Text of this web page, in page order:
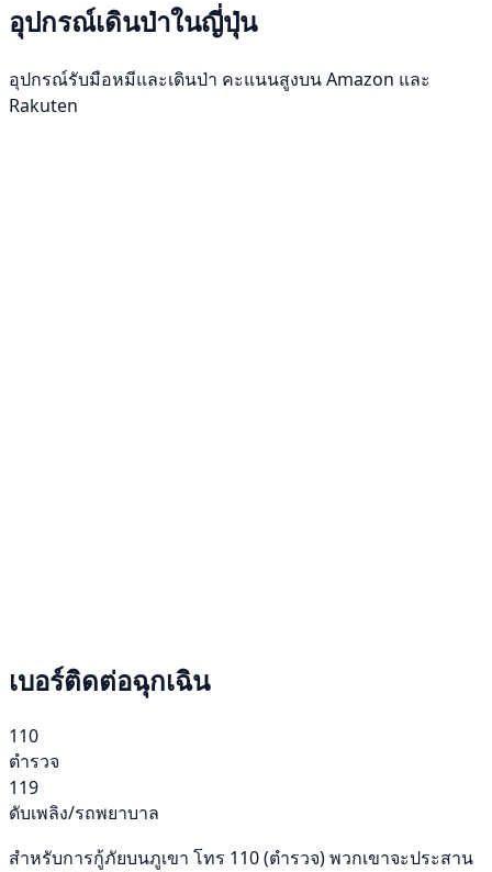
อุปกรณ์เดินป่าในญี่ปุ่น
อุปกรณ์รับมือหมีและเดินป่า คะแนนสูงบน Amazon และ
Rakuten
เบอร์ติดต่อฉุกเฉิน
110
ตำรวจ
119
ดับเพลิง/รถพยาบาล
สำหรับการกู้ภัยบนภูเขา โทร 110 (ตำรวจ) พวกเขาจะประสาน